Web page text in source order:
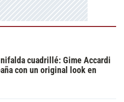
cuadrillé: Gime Accardi
con un original look en